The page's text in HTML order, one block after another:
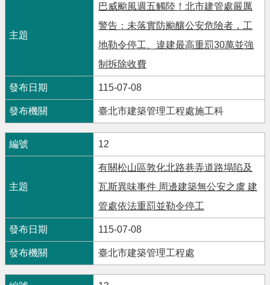
巴威颱風週五觸陸！北市建管處嚴厲
警告：未落實防颱釀公安危險者，工
地勒令停工、違建最高重罰30萬並強
制拆除收費
115-07-08
臺北市建築管理工程處施工科
12
有關松山區敦化北路巷弄道路塌陷及
瓦斯異味事件 周邊建築無公安之虞 建
管處依法重罰並勒令停工
115-07-08
臺北市建築管理工程處